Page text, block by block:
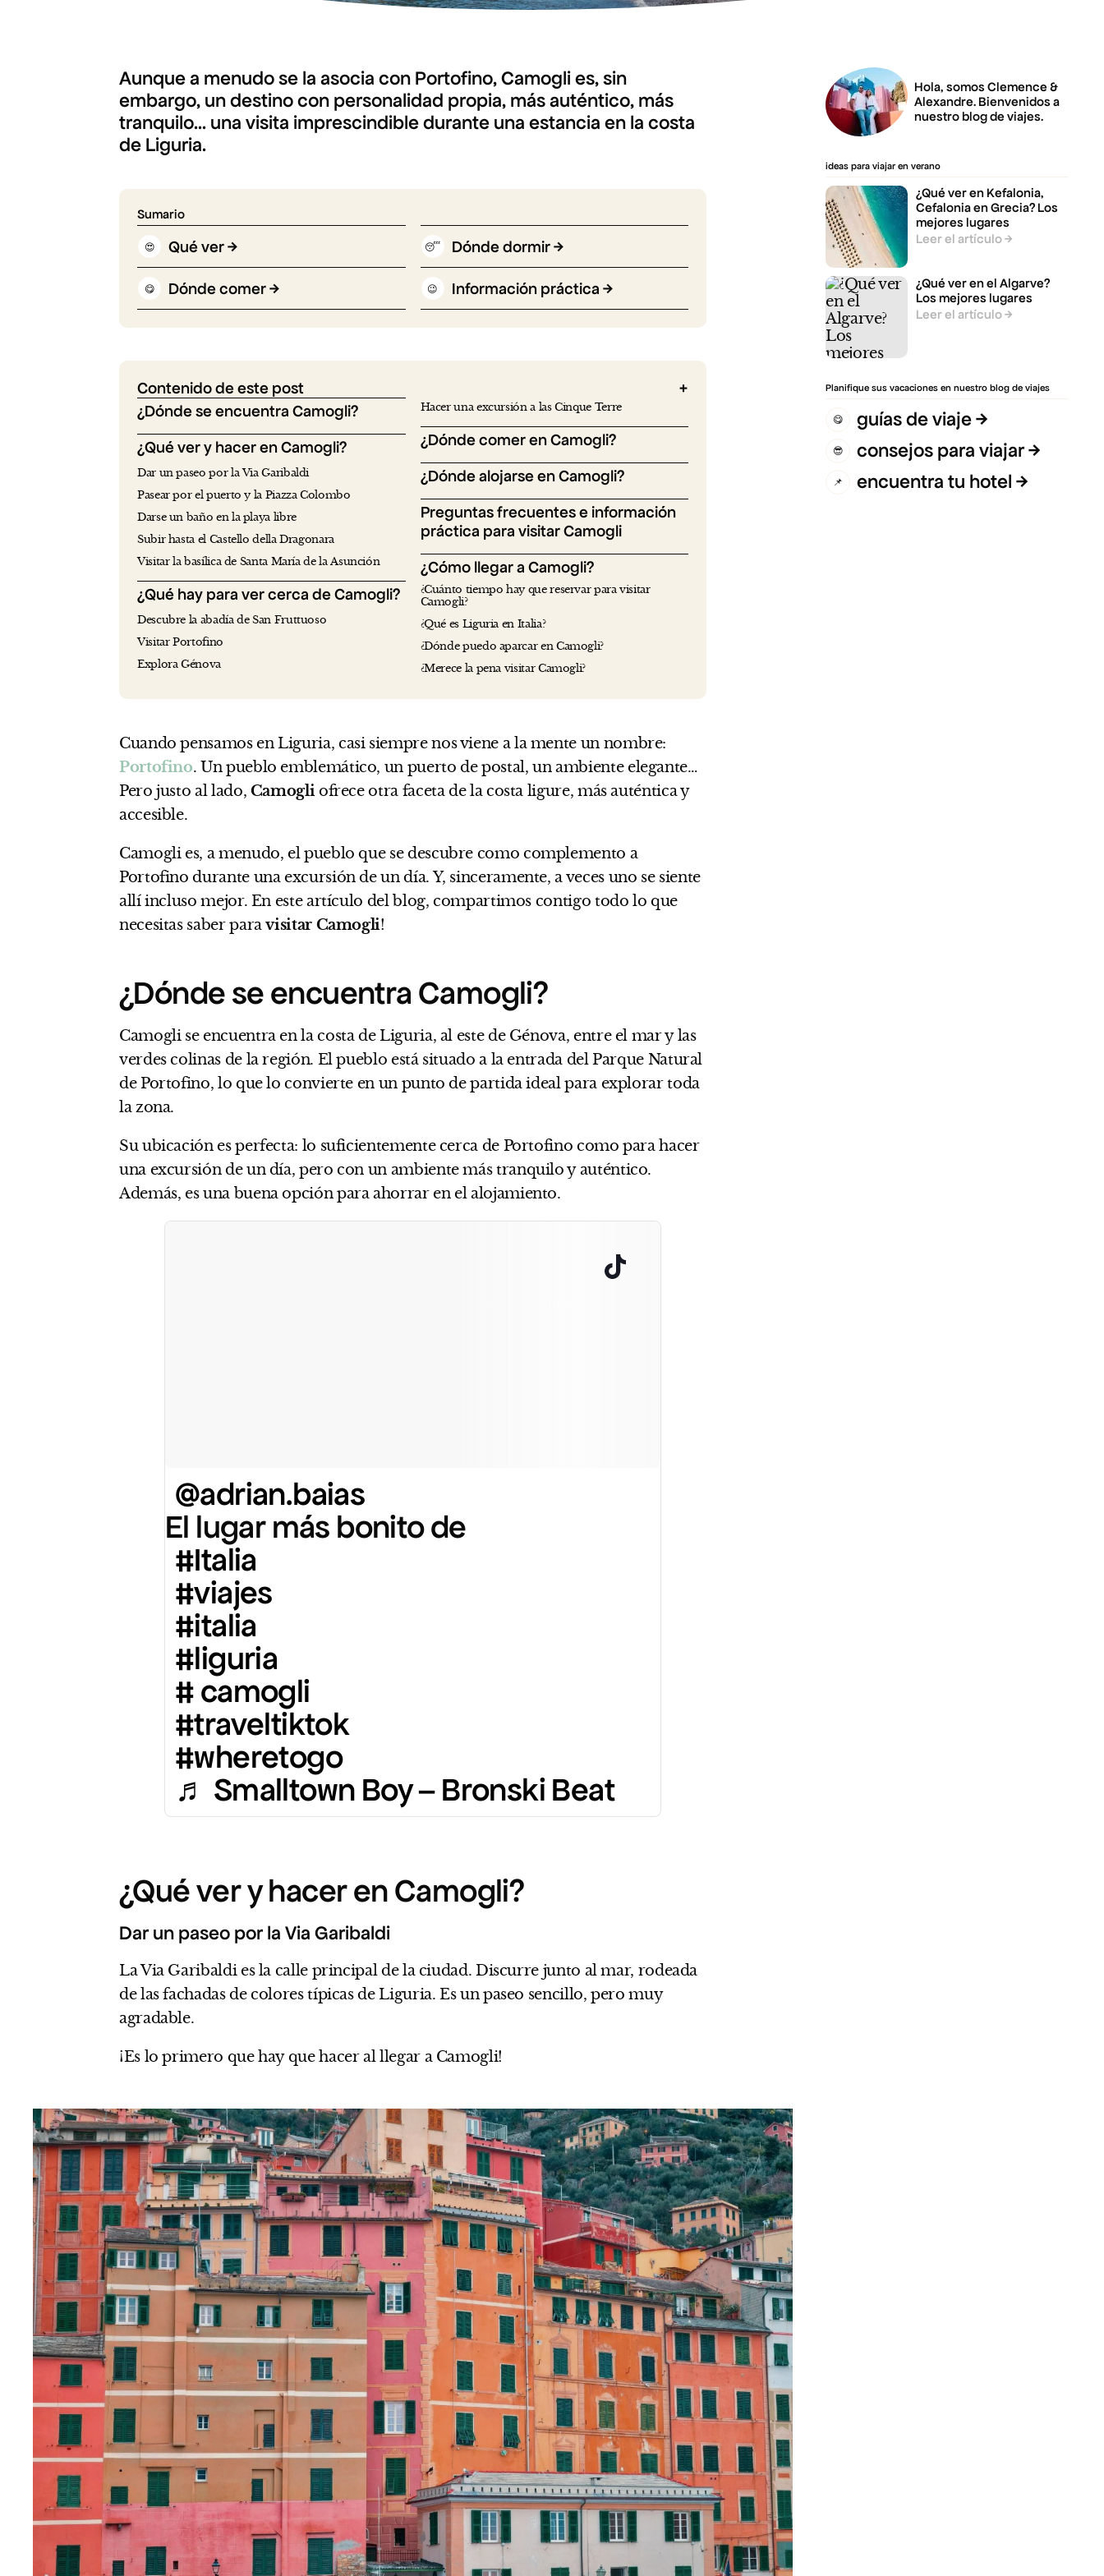
Aunque a menudo se la asocia con Portofino, Camogli es, sin
embargo, un destino con personalidad propia, más auténtico, más
tranquilo... una visita imprescindible durante una estancia en la costa
de Liguria.
Sumario
😍 Qué ver
😋 Dónde comer
😴 Dónde dormir
😉 Información práctica
Contenido de este post
¿Dónde se encuentra Camogli?
¿Qué ver y hacer en Camogli?
Dar un paseo por la Via Garibaldi
Pasear por el puerto y la Piazza Colombo
Darse un baño en la playa libre
Subir hasta el Castello della Dragonara
Visitar la basílica de Santa María de la Asunción
¿Qué hay para ver cerca de Camogli?
Descubre la abadía de San Fruttuoso
Visitar Portofino
Explora Génova
Hacer una excursión a las Cinque Terre
¿Dónde comer en Camogli?
¿Dónde alojarse en Camogli?
Preguntas frecuentes e información
práctica para visitar Camogli
¿Cómo llegar a Camogli?
¿Cuánto tiempo hay que reservar para visitar
Camogli?
¿Qué es Liguria en Italia?
¿Dónde puedo aparcar en Camogli?
¿Merece la pena visitar Camogli?
Cuando pensamos en Liguria, casi siempre nos viene a la mente un nombre:
Portofino. Un pueblo emblemático, un puerto de postal, un ambiente elegante…
Pero justo al lado, Camogliofrece otra faceta de la costa ligure, más auténtica y
accesible.
Camogli es, a menudo, el pueblo que se descubre como complemento a
Portofino durante una excursión de un día. Y, sinceramente, a veces uno se siente
allí incluso mejor. En este artículo del blog, compartimos contigo todo lo que
necesitas saber paravisitar Camogli!
¿Dónde se encuentra Camogli?
Camogli se encuentra en la costa de Liguria, al este de Génova, entre el mar y las
verdes colinas de la región. El pueblo está situado a la entrada del Parque Natural
de Portofino, lo que lo convierte en un punto de partida ideal para explorar toda
la zona.
Su ubicación es perfecta: lo suficientemente cerca de Portofino como para hacer
una excursión de un día, pero con un ambiente más tranquilo y auténtico.
Además, es una buena opción para ahorrar en el alojamiento.
@adrian.baias
El lugar más bonito de
#Italia
#viajes
#italia
#liguria
# camogli
#traveltiktok
#wheretogo
♬ Smalltown Boy – Bronski Beat
¿Qué ver y hacer en Camogli?
Dar un paseo por la Via Garibaldi
La Via Garibaldi es la calle principal de la ciudad. Discurre junto al mar, rodeada
de las fachadas de colores típicas de Liguria. Es un paseo sencillo, pero muy
agradable.
¡Es lo primero que hay que hacer al llegar a Camogli!
Hola, somos Clemence &
Alexandre. Bienvenidos a
nuestro blog de viajes.
ideas para viajar en verano
¿Qué ver en Kefalonia,
Cefalonia en Grecia? Los
mejores lugares
Leer el artículo
¿Qué ver en el Algarve?
Los mejores lugares
Leer el artículo
Planifique sus vacaciones en nuestro blog de viajes
😋 guías de viaje
😎 consejos para viajar
📌 encuentra tu hotel